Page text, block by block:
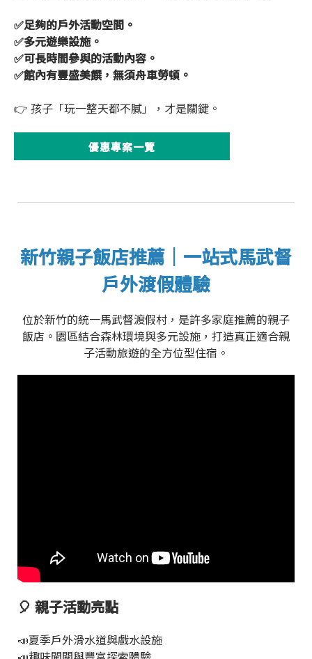
✅足夠的戶外活動空間。
✅多元遊樂設施。
✅可長時間參與的活動內容。
✅館內有豐盛美饌，無須舟車勞頓。
👉 孩子「玩一整天都不膩」，才是關鍵。
優惠專案一覽
新竹親子飯店推薦｜一站式馬武督
戶外渡假體驗
位於新竹的統一馬武督渡假村，是許多家庭推薦的親子
飯店。園區結合森林環境與多元設施，打造真正適合親
子活動旅遊的全方位型住宿。
🎈 親子活動亮點
📣夏季戶外滑水道與戲水設施